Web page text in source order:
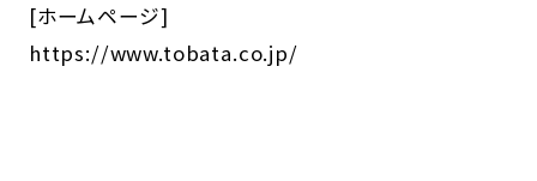
[ホームページ]
https://www.tobata.co.jp/